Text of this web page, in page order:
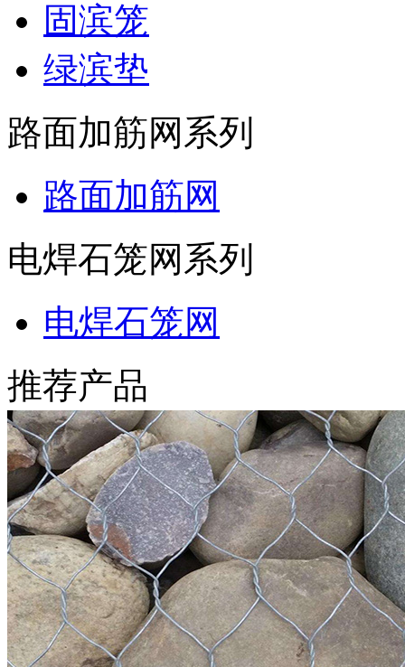
固滨笼
绿滨垫
路面加筋网系列
路面加筋网
电焊石笼网系列
电焊石笼网
推荐产品